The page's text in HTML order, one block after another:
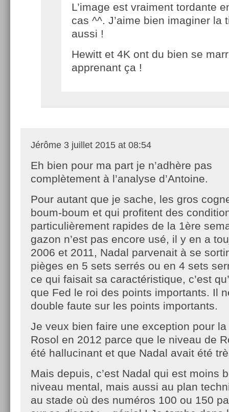
L’image est vraiment tordante
cas ^^. J’aime bien imaginer la
aussi !
Hewitt et 4K ont du bien se
apprenant ça !
Jérôme 3 juillet 2015 at 08:54
Eh bien pour ma part je n’adhère pas
complètement à l’analyse d’Antoine.
Pour autant que je sache, les gros
boum-boum et qui profitent des
particulièrement rapides de la 1ère
gazon n’est pas encore usé, il y en a
2006 et 2011, Nadal parvenait à se
pièges en 5 sets serrés ou en 4 sets
ce qui faisait sa caractéristique, c’est
que Fed le roi des points importants. Il
double faute sur les points importants.
Je veux bien faire une exception pour
Rosol en 2012 parce que le niveau de
été hallucinant et que Nadal avait été
Mais depuis, c’est Nadal qui est moins
niveau mental, mais aussi au plan
au stade où des numéros 100 ou 150